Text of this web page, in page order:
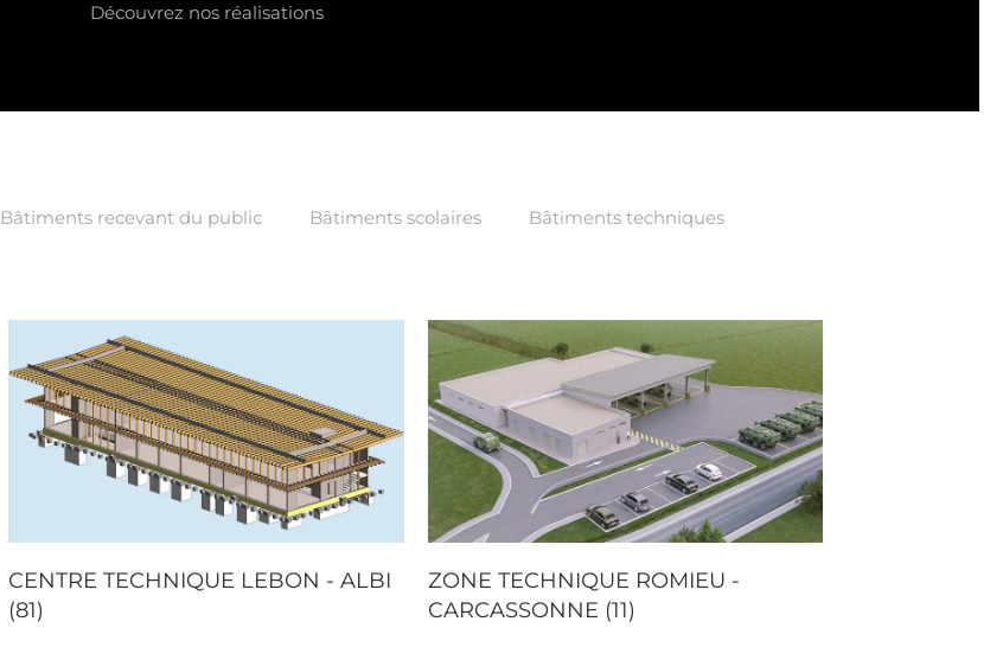
Découvrez nos réalisations
Bâtiments recevant du public Bâtiments scolaires Bâtiments techniques
CENTRE TECHNIQUE LEBON - ALBI
(81)
ZONE TECHNIQUE ROMIEU -
CARCASSONNE (11)